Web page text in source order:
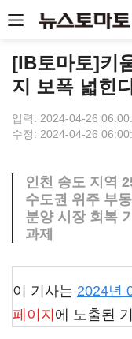
[IB토마토]키
지 보폭 넓힌
입력: 2024-04-26
수정: 2024-04-26
인천 송도 지역
수도권 위주 부
분양 시장 회복
과제
이 기사는 2024년
페이지 에 노출된